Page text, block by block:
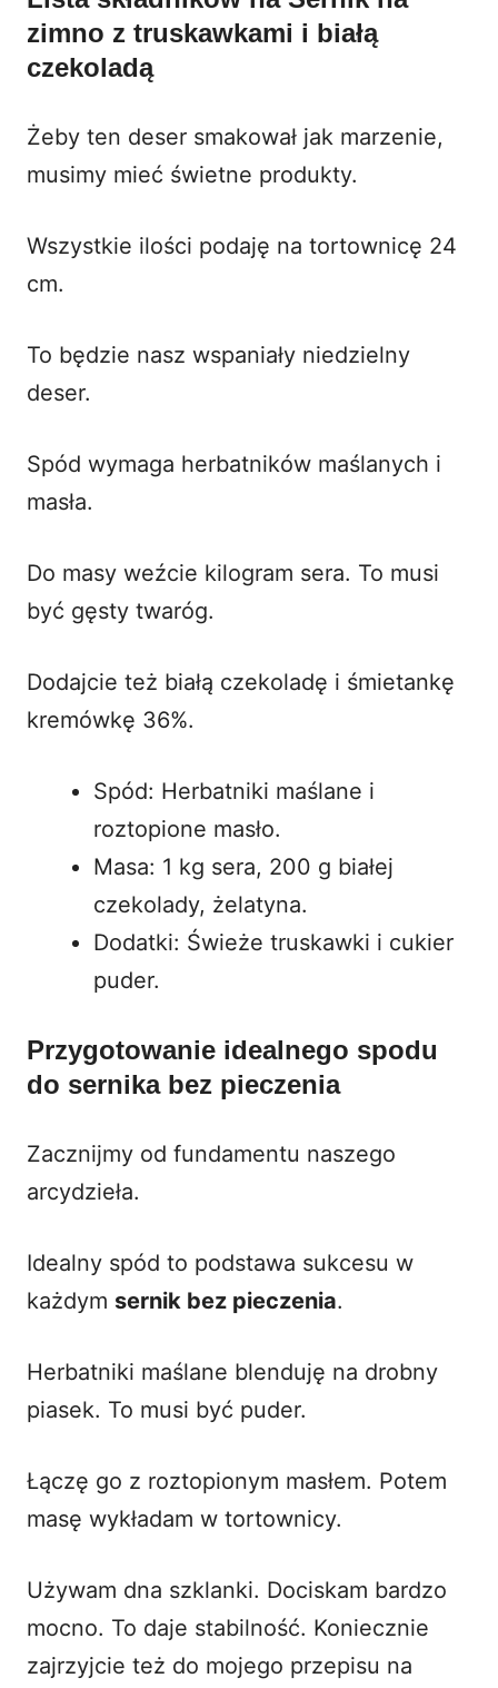
zimno z truskawkami i białą
czekoladą
Żeby ten deser smakował jak marzenie,
musimy mieć świetne produkty.
Wszystkie ilości podaję na tortownicę 24
cm.
To będzie nasz wspaniały niedzielny
deser.
Spód wymaga herbatników maślanych i
masła.
Do masy weźcie kilogram sera. To musi
być gęsty twaróg.
Dodajcie też białą czekoladę i śmietankę
kremówkę 36%.
Spód: Herbatniki maślane i
roztopione masło.
Masa: 1 kg sera, 200 g białej
czekolady, żelatyna.
Dodatki: Świeże truskawki i cukier
puder.
Przygotowanie idealnego spodu
do sernika bez pieczenia
Zacznijmy od fundamentu naszego
arcydzieła.
Idealny spód to podstawa sukcesu w
każdym sernik bez pieczenia.
Herbatniki maślane blenduję na drobny
piasek. To musi być puder.
Łączę go z roztopionym masłem. Potem
masę wykładam w tortownicy.
Używam dna szklanki. Dociskam bardzo
mocno. To daje stabilność. Koniecznie
zajrzyjcie też do mojego przepisu na